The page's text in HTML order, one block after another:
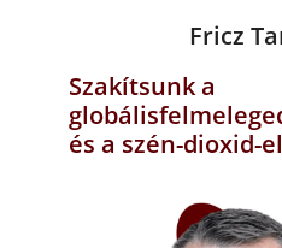
Fricz
Szakítsunk a
és a szén-dioxid-